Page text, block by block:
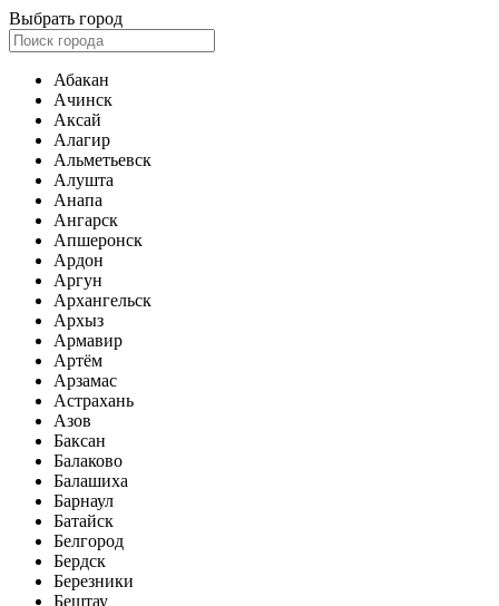
Выбрать город
Абакан
Ачинск
Аксай
Алагир
Альметьевск
Алушта
Анапа
Ангарск
Апшеронск
Ардон
Аргун
Архангельск
Архыз
Армавир
Артём
Арзамас
Астрахань
Азов
Баксан
Балаково
Балашиха
Барнаул
Батайск
Белгород
Бердск
Березники
Бештау